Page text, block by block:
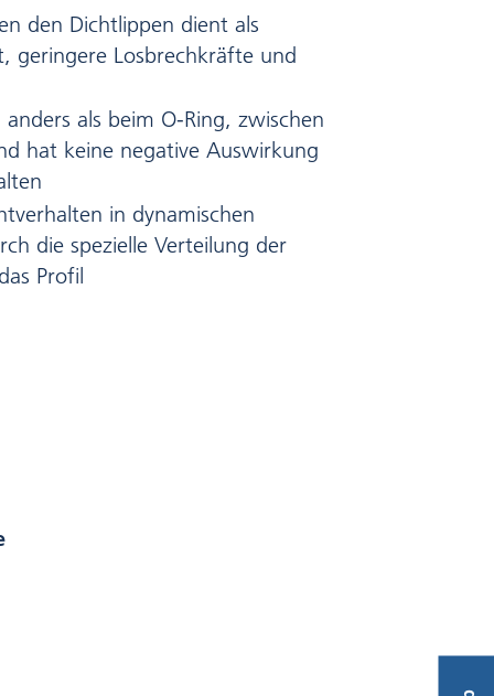
den Dichtlippen dient als
geringere Losbrechkräfte und
als beim O-Ring, zwischen
hat keine negative Auswirkung
in dynamischen
die spezielle Verteilung der
Profil